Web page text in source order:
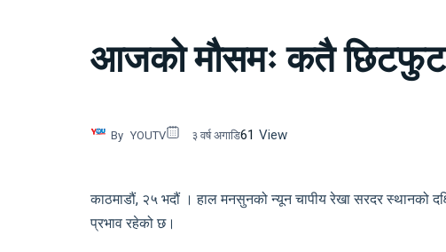
आजको मौसमः कतै छिटफुट
By YOUTV ३ वर्ष अगाडि61 View
काठमाडौं, २५ भदौं । हाल मनसुनको न्यून चापीय रेखा सरदर स्थानको
प्रभाव रहेको छ।